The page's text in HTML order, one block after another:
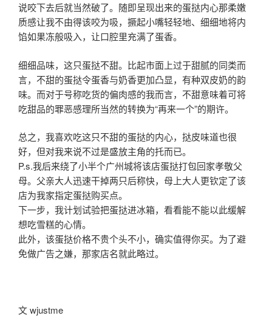
说咬下去后就当然破了。随即呈现出来的蛋挞内心那柔嫩
质感让我不由得该咬为吸，撅起小嘴轻轻地、细细地将内
馅如果冻般吸入，让口腔里充满了蛋香。
细细品味，这只蛋挞不甜。比起市面上过于甜腻的同类而
言，不甜的蛋挞令蛋香与奶香更加凸显，有种双皮奶的韵
味。而对于号称吃货的偏肉感的我而言，不甜意味着可将
吃甜品的罪恶感理所当然的转换为“再来一个”的期许。
总之，我喜欢吃这只不甜的蛋挞的内心，挞皮味道也很
好，但对我来说不过是盛放主角的托而已。
P.s.我后来绕了小半个广州城将该店蛋挞打包回家孝敬父
母。父亲大人迅速干掉两只后称快，母上大人更钦定了该
店为我家指定蛋挞购买点。
下一步，我计划试验把蛋挞进冰箱，看看能不能以此缓解
想吃雪糕的心情。
此外，该蛋挞价格不贵个头不小，确实值得你买。为了避
免做广告之嫌，那家店名就此略过。
文 wjustme